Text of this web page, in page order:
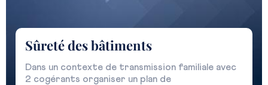
Sûreté des bâtiments
Dans un contexte de transmission familiale avec
2 cogérants organiser un plan de